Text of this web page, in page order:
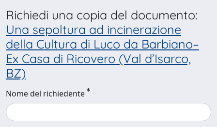
Richiedi una copia del documento:
Una sepoltura ad incinerazione
della Cultura di Luco da Barbiano–
Ex Casa di Ricovero (Val d’Isarco,
BZ)
Nome del richiedente